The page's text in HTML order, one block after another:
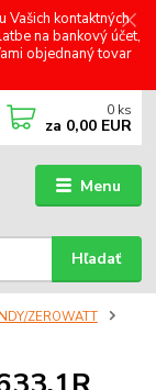
kontaktných
na bankový účet,
objednaný tovar
Menu
Hľadať
0 ks
za 0,00 EUR
ZEROWATT